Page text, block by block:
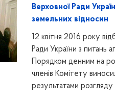
Верховної Ради
земельних відносин
12 квітня 2016 року
Ради України з питань
Порядком денним на
членів Комітету
результатами